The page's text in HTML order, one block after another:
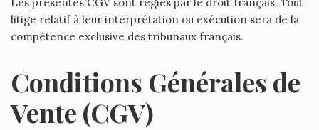
litige relatif à leur interprétation ou exécution sera de la
compétence exclusive des tribunaux français.
Conditions Générales de
Vente (CGV)